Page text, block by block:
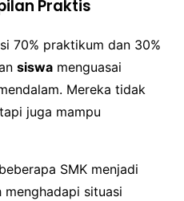
Praktis
70% praktikum dan 30%
siswa menguasai
Mereka tidak
juga mampu
SMK menjadi
situasi